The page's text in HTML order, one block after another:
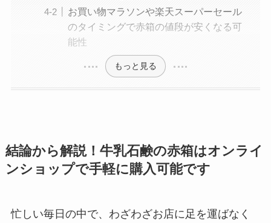
お買い物マラソンや楽天スーパーセール
のタイミングで赤箱の値段が安くなる可
能性
もっと見る
結論から解説！牛乳石鹸の赤箱はオンライ
ンショップで手軽に購入可能です
忙しい毎日の中で、わざわざお店に足を運ばなく